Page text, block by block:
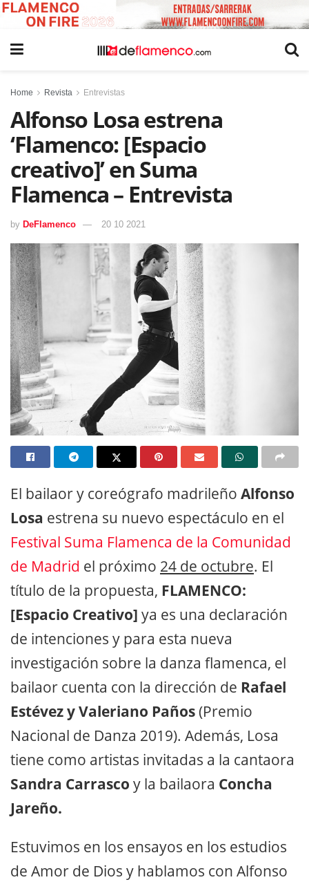
Home Revista Entrevistas
Alfonso Losa estrena
‘Flamenco: [Espacio
creativo]’ en Suma
Flamenca – Entrevista
by DeFlamenco 20 10 2021
El bailaor y coreógrafo madrileño Alfonso
Losa estrena su nuevo espectáculo en el
Festival Suma Flamenca de la Comunidad
de Madrid el próximo 24 de octubre. El
título de la propuesta, FLAMENCO:
[Espacio Creativo] ya es una declaración
de intenciones y para esta nueva
investigación sobre la danza flamenca, el
bailaor cuenta con la dirección de Rafael
Estévez y Valeriano Paños(Premio
Nacional de Danza 2019). Además, Losa
tiene como artistas invitadas a la cantaora
Sandra Carrasco y la bailaora Concha
Jareño.
Estuvimos en los ensayos en los estudios
de Amor de Dios y hablamos con Alfonso